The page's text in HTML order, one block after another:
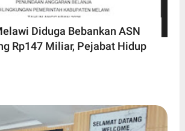
Diduga Bebankan ASN
Rp147 Miliar, Pejabat Hidup